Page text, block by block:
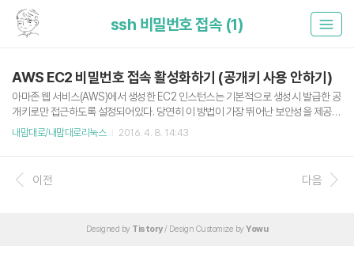
ssh 비밀번호 접속 (1)
AWS EC2 비밀번호 접속 활성화하기 (공개키 사용 안하기)
아마존 웹 서비스(AWS)에서 생성한 EC2 인스턴스는 기본적으로 생성시 발급한 공
개키로만 접근하도록 설정되어있다. 당연히 이 방법이 가장 뛰어난 보안성을 제공하
지만 경우에 따라서 Password Access가 필요한 상황도 있다. 다음과 같이 설정
4546474849505152535455565758# To enable empty passwords, ch
ange to yes (NOT RECOMMENDED)PermitEmptyPasswords no # Chan
내맘대로/내맘대로리눅스 2016. 4. 8. 14:43
이전 다음
Designed by Tistory/ Design Customize by Yowu